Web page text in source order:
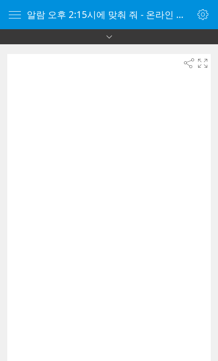
알람 오후 2:15시에 맞춰 줘 - 온라인 알람 시계 - 자명종 온라인 - 온라인 자명종